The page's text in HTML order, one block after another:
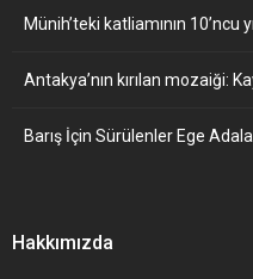
Münih’teki katliamının 10’ncu
Antakya’nın kırılan mozaiği:
Barış İçin Sürülenler Ege
Hakkımızda